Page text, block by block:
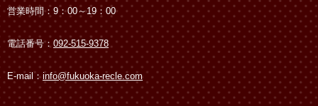
営業時間：9：00～19：00
電話番号： 092-515-9378
E-mail：info@fukuoka-recle.com